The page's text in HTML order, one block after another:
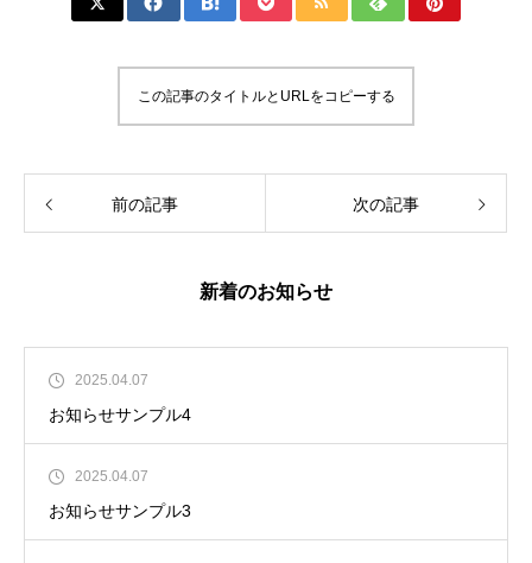
この記事のタイトルとURLをコピーする
前の記事 次の記事
新着のお知らせ
2025.04.07
お知らせサンプル4
2025.04.07
お知らせサンプル3